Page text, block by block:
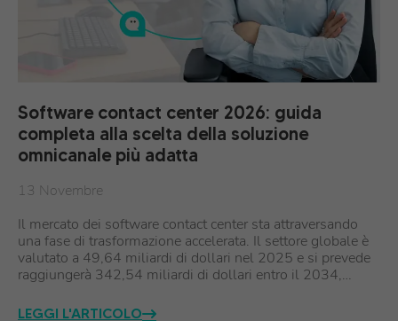
Software contact center 2026: guida
completa alla scelta della soluzione
omnicanale più adatta
13 Novembre
Il mercato dei software contact center sta attraversando
una fase di trasformazione accelerata. Il settore globale è
valutato a 49,64 miliardi di dollari nel 2025 e si prevede
raggiungerà 342,54 miliardi di dollari entro il 2034,…
LEGGI L'ARTICOLO